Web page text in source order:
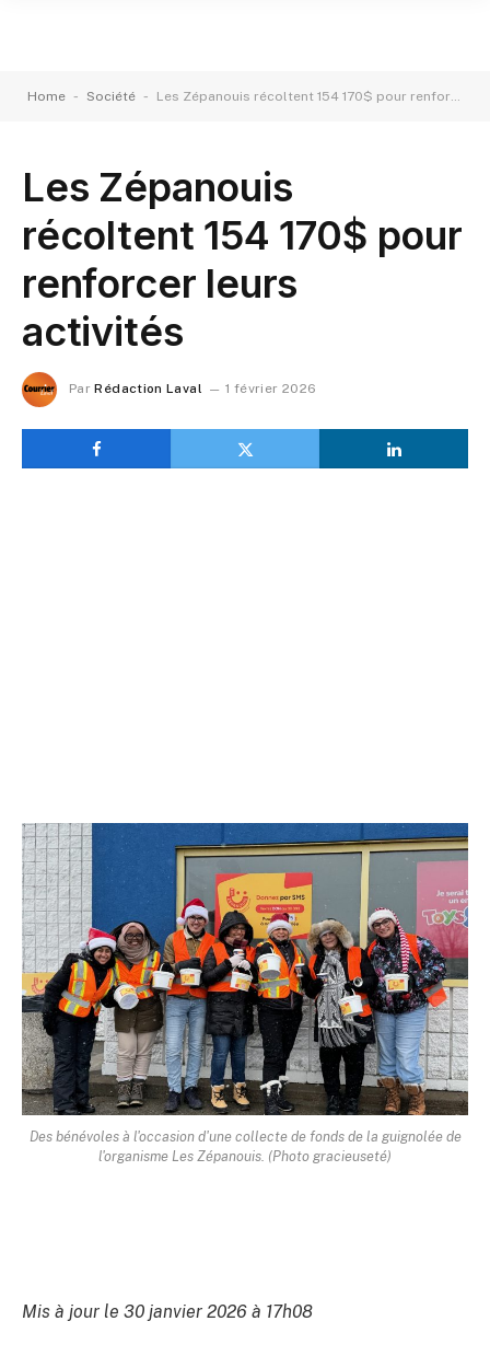
Home - Société - Les Zépanouis récoltent 154 170$ pour renforcer leurs activités
Les Zépanouis
récoltent 154 170$ pour
renforcer leurs
activités
Par Rédaction Laval 1 février 2026
Des bénévoles à l'occasion d'une collecte de fonds de la guignolée de
l'organisme Les Zépanouis. (Photo gracieuseté)
Mis à jour le 30 janvier 2026 à 17h08